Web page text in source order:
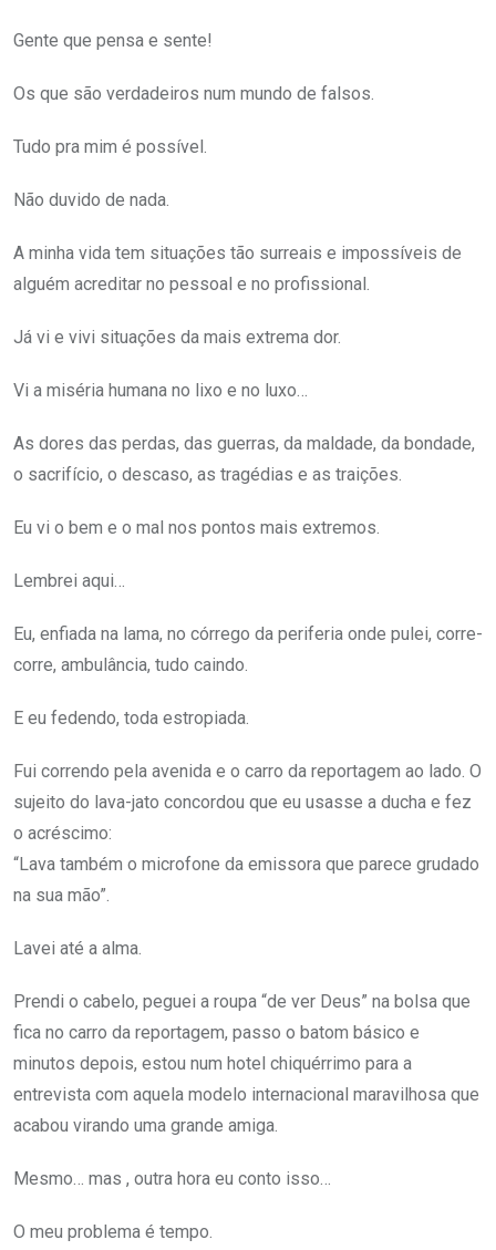
Gente que pensa e sente!
Os que são verdadeiros num mundo de falsos.
Tudo pra mim é possível.
Não duvido de nada.
A minha vida tem situações tão surreais e impossíveis de
alguém acreditar no pessoal e no profissional.
Já vi e vivi situações da mais extrema dor.
Vi a miséria humana no lixo e no luxo…
As dores das perdas, das guerras, da maldade, da bondade,
o sacrifício, o descaso, as tragédias e as traições.
Eu vi o bem e o mal nos pontos mais extremos.
Lembrei aqui…
Eu, enfiada na lama, no córrego da periferia onde pulei, corre-
corre, ambulância, tudo caindo.
E eu fedendo, toda estropiada.
Fui correndo pela avenida e o carro da reportagem ao lado. O
sujeito do lava-jato concordou que eu usasse a ducha e fez
o acréscimo:
“Lava também o microfone da emissora que parece grudado
na sua mão”.
Lavei até a alma.
Prendi o cabelo, peguei a roupa “de ver Deus” na bolsa que
fica no carro da reportagem, passo o batom básico e
minutos depois, estou num hotel chiquérrimo para a
entrevista com aquela modelo internacional maravilhosa que
acabou virando uma grande amiga.
Mesmo… mas , outra hora eu conto isso…
O meu problema é tempo.